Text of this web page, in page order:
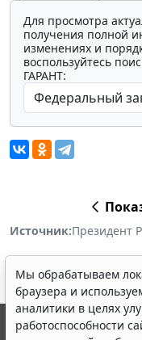
Для просмотра
получения полной
изменениях и
воспользуйтесь
ГАРАНТ:
Источник:Президент
Мы обрабатываем
браузера и
аналитики в целях
работоспособности